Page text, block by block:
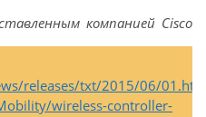
компанией Cisco
releases/txt/2015/06/
wireless-controller-